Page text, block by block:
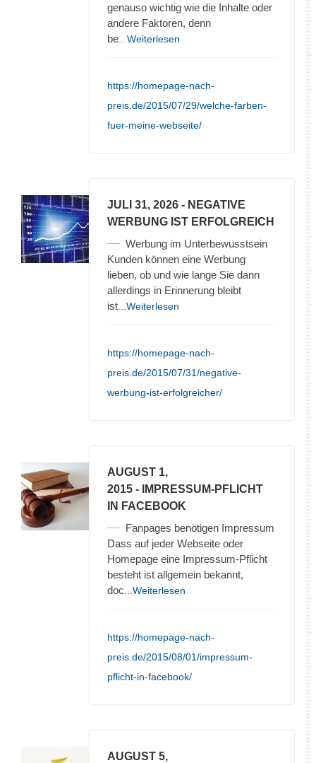
genauso wichtig wie die Inhalte oder
andere Faktoren, denn
be ...Weiterlesen
https://homepage-nach-
preis.de/2015/07/29/welche-farben-
fuer-meine-webseite/
JULI 31, 2026 - NEGATIVE
WERBUNG IST ERFOLGREICH
Werbung im Unterbewusstsein
Kunden können eine Werbung
lieben, ob und wie lange Sie dann
allerdings in Erinnerung bleibt
ist ...Weiterlesen
https://homepage-nach-
preis.de/2015/07/31/negative-
werbung-ist-erfolgreicher/
AUGUST 1,
2015 - IMPRESSUM-PFLICHT
IN FACEBOOK
Fanpages benötigen Impressum
Dass auf jeder Webseite oder
Homepage eine Impressum-Pflicht
besteht ist allgemein bekannt,
doc ...Weiterlesen
https://homepage-nach-
preis.de/2015/08/01/impressum-
pflicht-in-facebook/
AUGUST 5,